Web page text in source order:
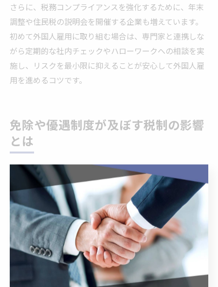
さらに、税務コンプライアンスを強化するために、年末
調整や住民税の説明会を開催する企業も増えています。
初めて外国人雇用に取り組む場合は、専門家と連携しな
がら定期的な社内チェックやハローワークへの相談を実
施し、リスクを最小限に抑えることが安心して外国人雇
用を進めるコツです。
免除や優遇制度が及ぼす税制の影響
とは
外国人雇用税制における免除制度の仕組みを解説
外国人雇用税制においては、居住者・非居住者の区分に
よって税金の免除制度が大きく異なります。例えば、租
税条約の適用により、特定の国籍の外国人労働者が日本
で得た給与所得に対し、一定期間は所得税が免除される
ケースがあります。この制度を正しく理解し、適用条件
を事前に確認することが重要です。